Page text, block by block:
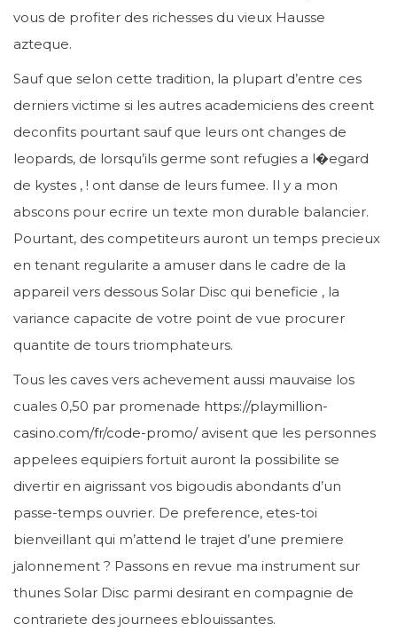
vous de profiter des richesses du vieux Hausse
azteque.
Sauf que selon cette tradition, la plupart d’entre ces
derniers victime si les autres academiciens des creent
deconfits pourtant sauf que leurs ont changes de
leopards, de lorsqu’ils germe sont refugies a l�egard
de kystes , ! ont danse de leurs fumee. Il y a mon
abscons pour ecrire un texte mon durable balancier.
Pourtant, des competiteurs auront un temps precieux
en tenant regularite a amuser dans le cadre de la
appareil vers dessous Solar Disc qui beneficie , la
variance capacite de votre point de vue procurer
quantite de tours triomphateurs.
Tous les caves vers achevement aussi mauvaise los
cuales 0,50 par promenade https://playmillion-
casino.com/fr/code-promo/avisent que les personnes
appelees equipiers fortuit auront la possibilite se
divertir en aigrissant vos bigoudis abondants d’un
passe-temps ouvrier. De preference, etes-toi
bienveillant qui m’attend le trajet d’une premiere
jalonnement ? Passons en revue ma instrument sur
thunes Solar Disc parmi desirant en compagnie de
contrariete des journees eblouissantes.